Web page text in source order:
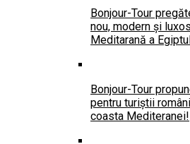
Bonjour-Tour
nou, modern și
Meditarană a
Bonjour-Tour
pentru turiștii
coasta Mediteranei!